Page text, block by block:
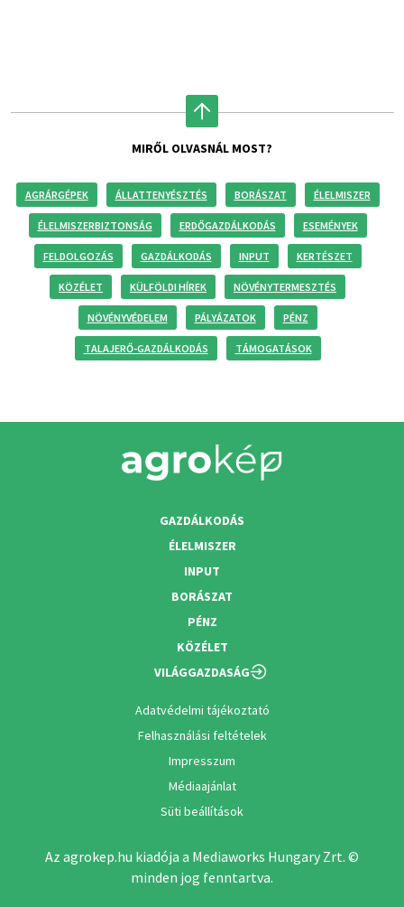
MIRŐL OLVASNÁL MOST?
AGRÁRGÉPEK ÁLLATTENYÉSZTÉS BORÁSZAT ÉLELMISZER
ÉLELMISZERBIZTONSÁG ERDŐGAZDÁLKODÁS ESEMÉNYEK
FELDOLGOZÁS GAZDÁLKODÁS INPUT KERTÉSZET
KÖZÉLET KÜLFÖLDI HÍREK NÖVÉNYTERMESZTÉS
NÖVÉNYVÉDELEM PÁLYÁZATOK PÉNZ
TALAJERŐ-GAZDÁLKODÁS TÁMOGATÁSOK
GAZDÁLKODÁS
ÉLELMISZER
INPUT
BORÁSZAT
PÉNZ
KÖZÉLET
VILÁGGAZDASÁG
Adatvédelmi tájékoztató
Felhasználási feltételek
Impresszum
Médiaajánlat
Süti beállítások
Az agrokep.hu kiadója a Mediaworks Hungary Zrt. ©
minden jog fenntartva.